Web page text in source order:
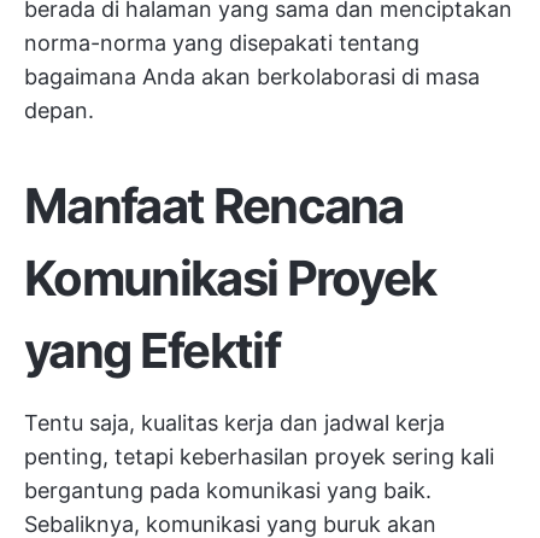
berada di halaman yang sama dan menciptakan
norma-norma yang disepakati tentang
bagaimana Anda akan berkolaborasi di masa
depan.
Manfaat Rencana
Komunikasi Proyek
yang Efektif
Tentu saja, kualitas kerja dan jadwal kerja
penting, tetapi keberhasilan proyek sering kali
bergantung pada komunikasi yang baik.
Sebaliknya, komunikasi yang buruk akan